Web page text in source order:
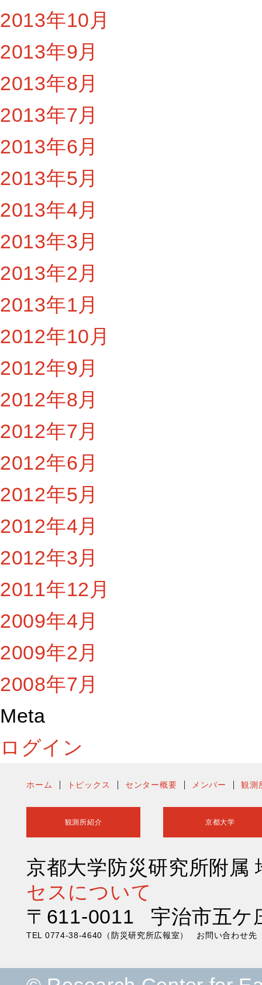
2013年10月
2013年9月
2013年8月
2013年7月
2013年6月
2013年5月
2013年4月
2013年3月
2013年2月
2013年1月
2012年10月
2012年9月
2012年8月
2012年7月
2012年6月
2012年5月
2012年4月
2012年3月
2011年12月
2009年4月
2009年2月
2008年7月
Meta
ログイン
ホーム トピックス センター概要 メンバー 観測
観測所紹介 京都大学
京都大学防災研究所附
セスについて
〒611-0011 宇治市五ケ
TEL 0774-38-4640（防災研究所広報室） お問い合わせ先